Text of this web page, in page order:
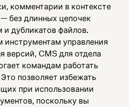
комментарии в контексте
без длинных цепочек
и дубликатов файлов.
инструментам управления
версий, CMS для отдела
командам работать
позволяет избежать
при использовании
поскольку вы